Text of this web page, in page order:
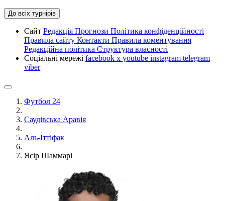
До всіх турнірів
Сайт Редакція Прогнози Політика конфіденційності
Правила сайту Контакти Правила коментування
Редакційна політика Структура власності
Соціальні мережі facebook x youtube instagram telegram
viber
Футбол 24
Саудівська Аравія
Аль-Іттіфак
Ясір Шаммарі